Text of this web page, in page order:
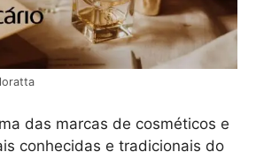
das marcas de cosméticos e
conhecidas e tradicionais do